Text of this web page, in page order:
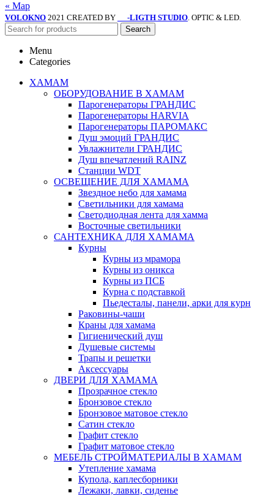
« Мар
VOLOKNO 2021 CREATED BY -LIGTH STUDIO. OPTIC & LED.
Search
Menu
Categories
ХАМАМ
ОБОРУДОВАНИЕ В ХАМАМ
Парогенераторы ГРАНДИС
Парогенераторы HARVIA
Парогенераторы ПАРОМАКС
Душ эмоций ГРАНДИС
Увлажнители ГРАНДИС
Душ впечатлений RAINZ
Станции WDT
ОСВЕЩЕНИЕ ДЛЯ ХАМАМА
Звездное небо для хамама
Светильники для хамама
Светодиодная лента для хамма
Восточные светильники
САНТЕХНИКА ДЛЯ ХАМАМА
Курны
Курны из мрамора
Курны из оникса
Курны из ПСБ
Курна с подставкой
Пьедесталы, панели, арки для курн
Раковины-чаши
Краны для хамама
Гигиенический душ
Душевые системы
Трапы и решетки
Аксессуары
ДВЕРИ ДЛЯ ХАМАМА
Прозрачное стекло
Бронзовое стекло
Бронзовое матовое стекло
Сатин стекло
Графит стекло
Графит матовое стекло
МЕБЕЛЬ СТРОЙМАТЕРИАЛЫ В ХАМАМ
Утепление хамама
Купола, каплесборники
Лежаки, лавки, сиденье